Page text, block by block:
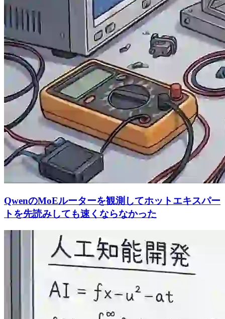
QwenのMoEルーターを観測してホットエキスパー
トを先読みしても速くならなかった